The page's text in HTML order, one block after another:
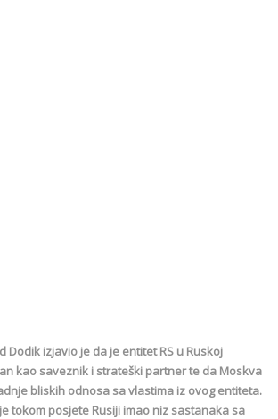
Dodik izjavio je da je entitet RS u Ruskoj
kao saveznik i strateški partner te da Moskva
bliskih odnosa sa vlastima iz ovog entiteta.
tokom posjete Rusiji imao niz sastanaka sa